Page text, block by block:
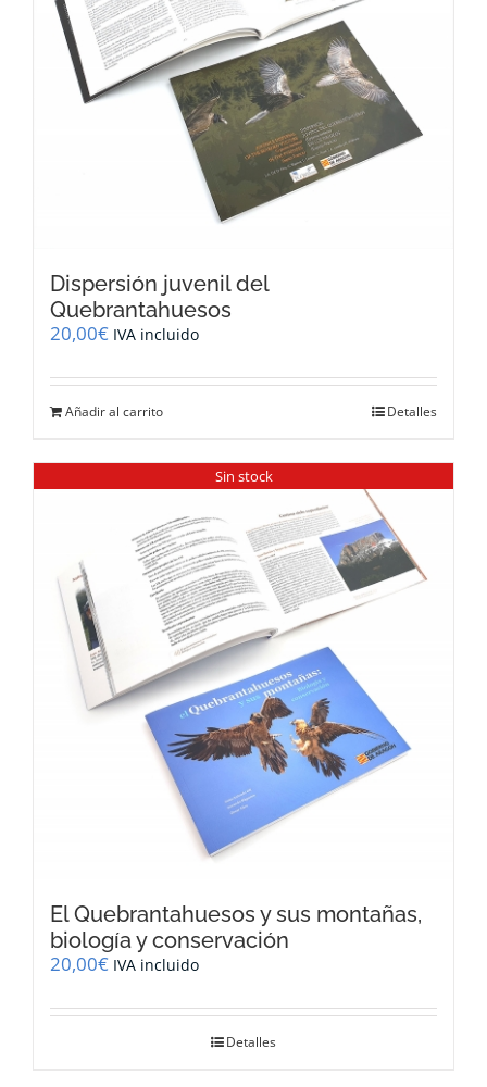
Dispersión juvenil del
Quebrantahuesos
20,00€ IVA incluido
Añadir al carrito Detalles
Sin stock
El Quebrantahuesos y sus montañas,
biología y conservación
20,00€ IVA incluido
Detalles